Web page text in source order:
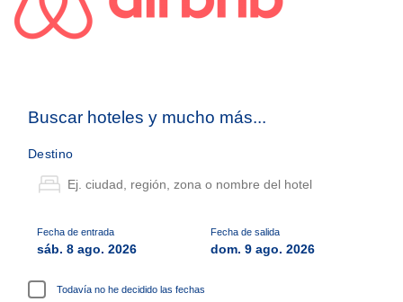
Buscar hoteles y mucho más...
Destino
Fecha de entrada
sáb. 8 ago. 2026
Fecha de salida
dom. 9 ago. 2026
Todavía no he decidido las fechas